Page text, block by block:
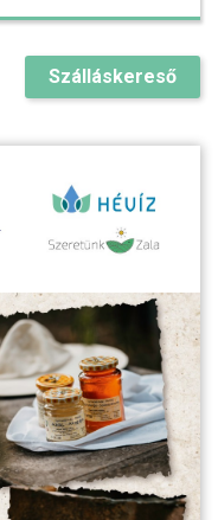
Szálláskereső